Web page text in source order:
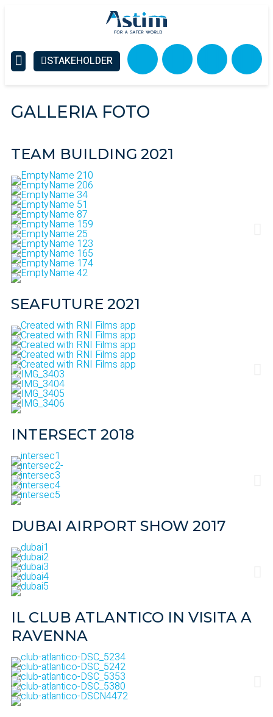
STAKEHOLDER
Galleria
Foto & Video
GALLERIA FOTO
TEAM BUILDING 2021
SEAFUTURE 2021
INTERSECT 2018
DUBAI AIRPORT SHOW 2017
IL CLUB ATLANTICO IN VISITA A
RAVENNA